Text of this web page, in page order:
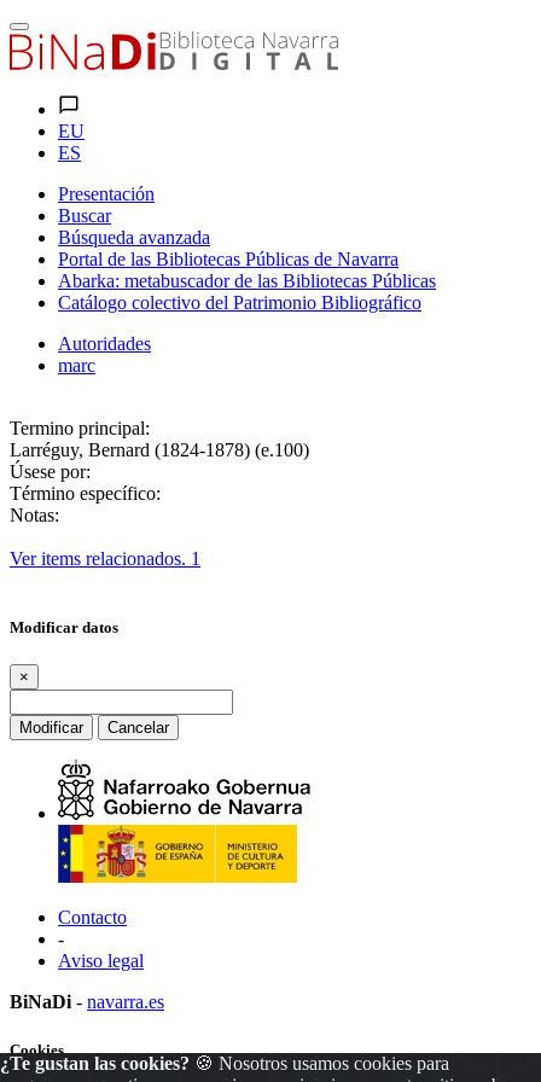
EU
ES
Presentación
Buscar
Búsqueda avanzada
Portal de las Bibliotecas Públicas de Navarra
Abarka: metabuscador de las Bibliotecas Públicas
Catálogo colectivo del Patrimonio Bibliográfico
Autoridades
marc
Termino principal:
Larréguy, Bernard (1824-1878) (e.100)
Úsese por:
Término específico:
Notas:
Ver items relacionados. 1
Modificar datos
×
Modificar Cancelar
Contacto
-
Aviso legal
BiNaDi - navarra.es
¿Te gustan las cookies? 🍪 Nosotros usamos cookies para
Cookies